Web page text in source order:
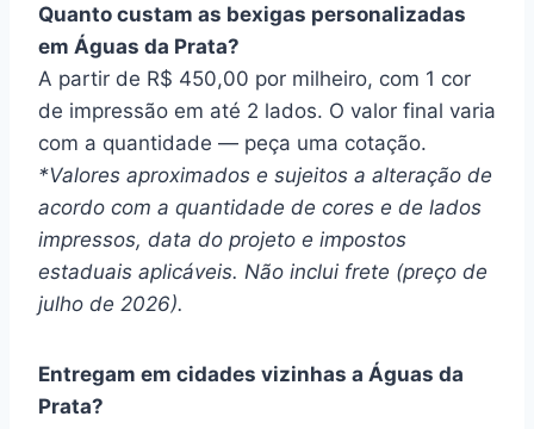
Quanto custam as bexigas personalizadas
em Águas da Prata?
A partir de R$ 450,00 por milheiro, com 1 cor
de impressão em até 2 lados. O valor final varia
com a quantidade — peça uma cotação.
*Valores aproximados e sujeitos a alteração de
acordo com a quantidade de cores e de lados
impressos, data do projeto e impostos
estaduais aplicáveis. Não inclui frete (preço de
julho de 2026).
Entregam em cidades vizinhas a Águas da
Prata?